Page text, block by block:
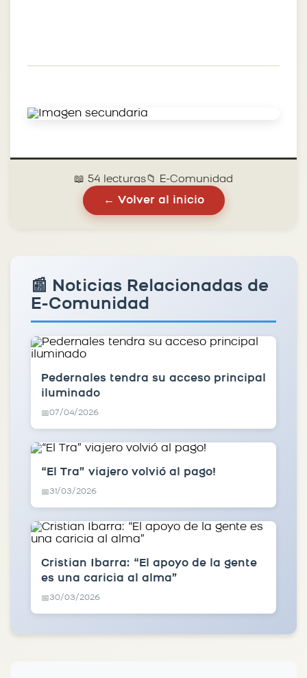
📖 54 lecturas📁 E-Comunidad
← Volver al inicio
📰 Noticias Relacionadas de
E-Comunidad
Pedernales tendra su acceso principal
iluminado
📅07/04/2026
“El Tra” viajero volvió al pago!
📅31/03/2026
Cristian Ibarra: “El apoyo de la gente
es una caricia al alma”
📅30/03/2026